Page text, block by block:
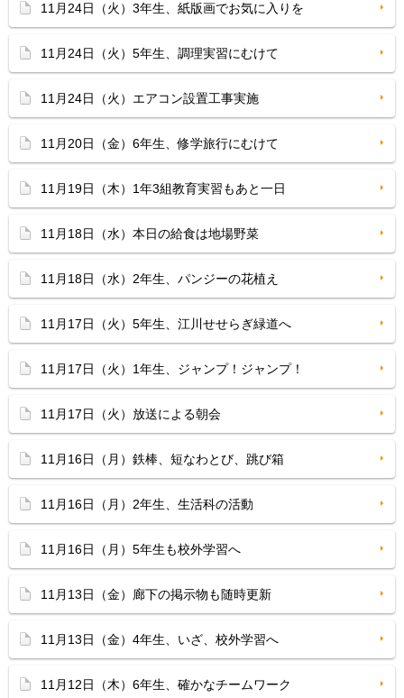
11月24日（火）3年生、紙版画でお気に入りを
11月24日（火）5年生、調理実習にむけて
11月24日（火）エアコン設置工事実施
11月20日（金）6年生、修学旅行にむけて
11月19日（木）1年3組教育実習もあと一日
11月18日（水）本日の給食は地場野菜
11月18日（水）2年生、パンジーの花植え
11月17日（火）5年生、江川せせらぎ緑道へ
11月17日（火）1年生、ジャンプ！ジャンプ！
11月17日（火）放送による朝会
11月16日（月）鉄棒、短なわとび、跳び箱
11月16日（月）2年生、生活科の活動
11月16日（月）5年生も校外学習へ
11月13日（金）廊下の掲示物も随時更新
11月13日（金）4年生、いざ、校外学習へ
11月12日（木）6年生、確かなチームワーク